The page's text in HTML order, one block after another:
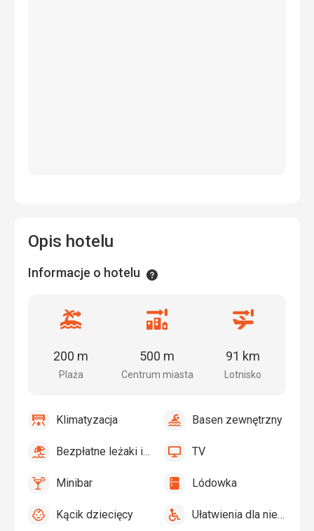
Opis hotelu
Informacje o hotelu Informacje
Odległość
plaży
Plaża
200 m
Odległość
centrum
Centrum miasta
500 m
Odległość
lotniska
Lotnisko
91 km
Klimatyzacja
Klimatyzacja
tak
BasenBasen zewnętrzny
tak
Bezpłatne
i
przy
Bezpłatne leżaki i parasole przy basenie
tak TV TV
tak
Minibar,Minibar
tak LódowkaLódowka
tak
KącikKącik dziecięcy
tak
Ułatwienia
Ułatwienia dla niepełnosprawnych
tak